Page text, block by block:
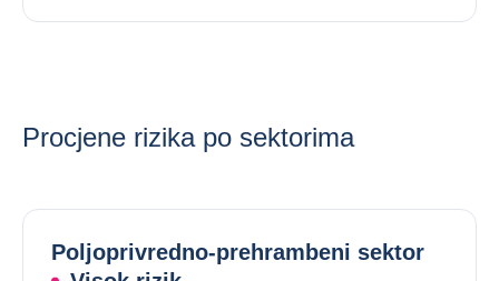
Procjene rizika po sektorima
Poljoprivredno-prehrambeni sektor